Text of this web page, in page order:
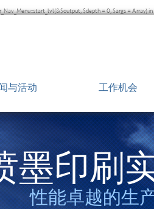
$depth = 0, $args = Array) in
与活动
闻发布
体报导
期活动
工作机会
墨印刷
性能卓越的生